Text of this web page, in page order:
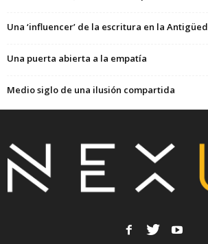
Una ‘influencer’ de la escritura en la
Una puerta abierta a la empatía
Medio siglo de una ilusión compartida